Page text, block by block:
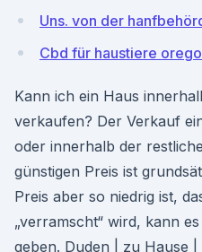
Uns. von der
Cbd für haustiere
Kann ich ein Haus
verkaufen? Der Verkauf
oder innerhalb der
günstigen Preis ist
Preis aber so niedrig ist,
„verramscht“ wird, kann
geben. Duden | zu Hause